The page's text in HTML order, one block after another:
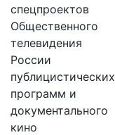
спецпроектов
Общественного
телевидения
России
публицистических
программ и
документального
кино